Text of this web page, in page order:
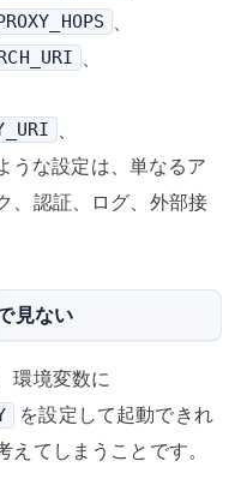
、
、
、
うな設定は、単なるア
、認証、ログ、外部接
見ない
環境変数に
を設定して起動できれ
てしまうことです。